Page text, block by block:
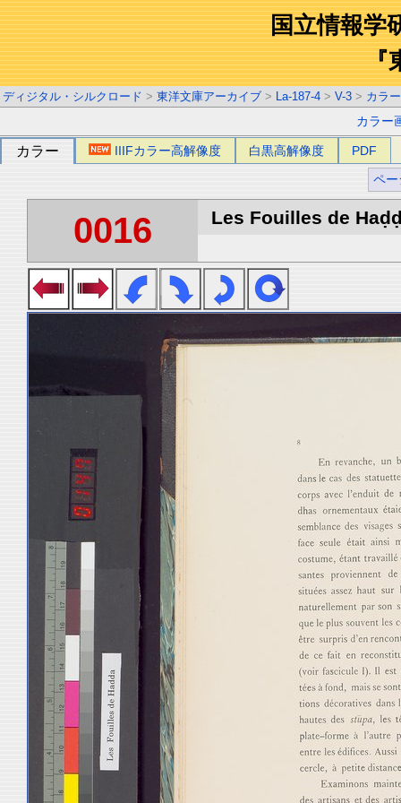
国立情報学
『
ディジタル・シルクロード > 東洋文庫アーカイブ > La-187-4 > V-3 > カラ
カラー
カラー IIIFカラー高解像度 白黒高解像度 PDF
ペー
0016 Les Fouilles de